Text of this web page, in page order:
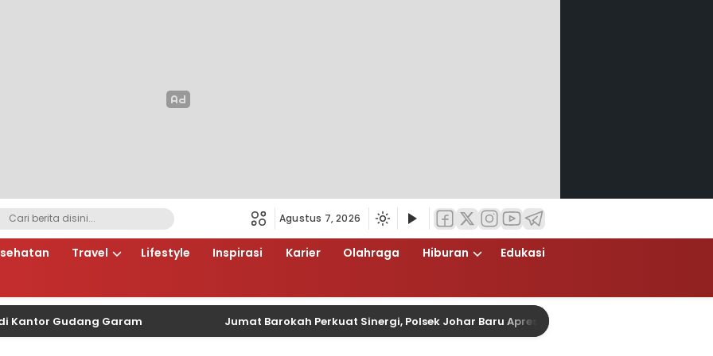
Agustus 7, 2026
Travel Lifestyle Inspirasi Karier Olahraga Hiburan
Edukasi
Gudang Garam Jumat Barokah Perkuat Sinergi, Polsek Johar Baru Apresiasi Sabuk Kamtibmas dengan